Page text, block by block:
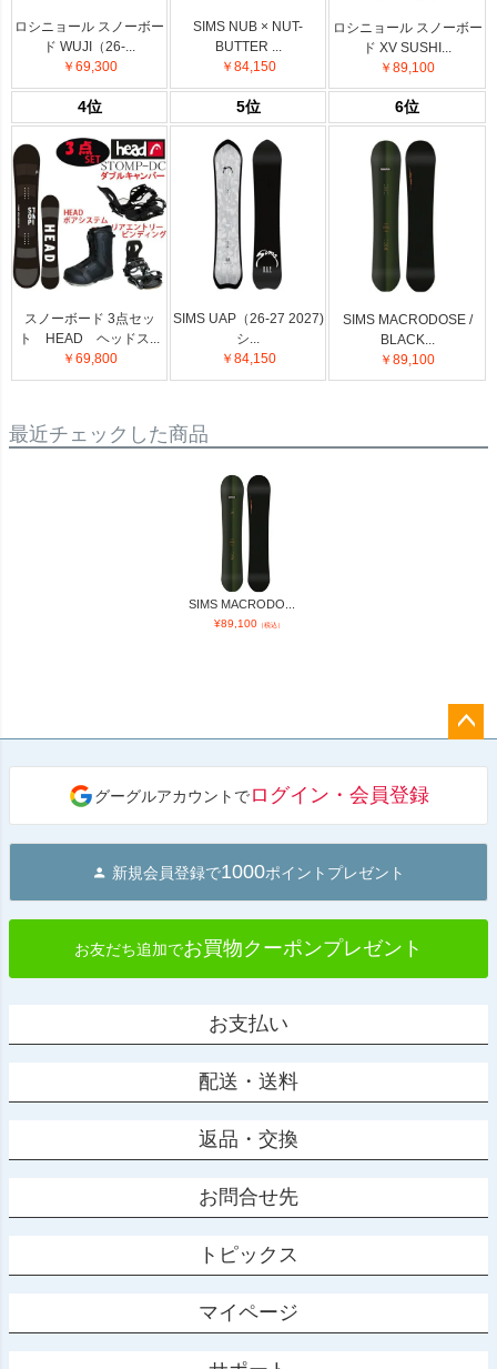
ロシニョール スノーボー
ド WUJI（26-...
￥69,300
SIMS NUB × NUT-
BUTTER ...
￥84,150
ロシニョール スノーボー
ド XV SUSHI...
￥89,100
4位 5位 6位
スノーボード 3点セッ
ト HEAD ヘッドス...
￥69,800
SIMS UAP（26-27 2027)
シ...
￥84,150
SIMS MACRODOSE /
BLACK...
￥89,100
最近チェックした商品
SIMS MACRODO...
¥89,100（税込）
へ
グーグルアカウントでログイン・会員登録
新規会員登録で1000ポイントプレゼント
お友だち追加でお買物クーポンプレゼント
お支払い
配送・送料
返品・交換
お問合せ先
トピックス
マイページ